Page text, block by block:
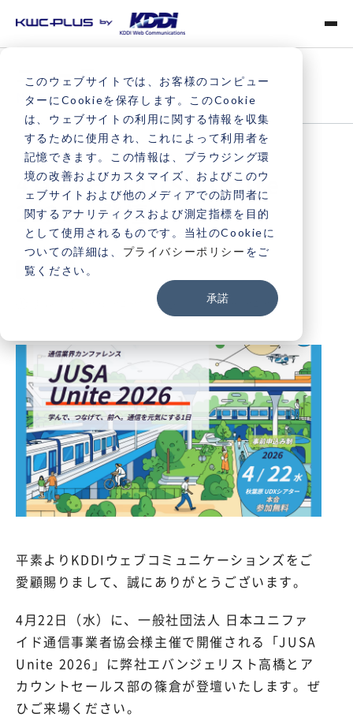
このウェブサイトでは、お客様のコンピュー
ターにCookieを保存します。このCookie
は、ウェブサイトの利用に関する情報を収集
するために使用され、これによって利用者を
記憶できます。この情報は、ブラウジング環
境の改善およびカスタマイズ、およびこのウ
ェブサイトおよび他のメディアでの訪問者に
関するアナリティクスおよび測定指標を目的
として使用されるものです。当社のCookieに
ついての詳細は、 プライバシーポリシー をご
覧ください。
承諾
ニュース
NOTICE
4月22日「JUSA Unite
2026」登壇
Vonage
公開日：2026.04.01
平素よりKDDIウェブコミュニケーションズをご
愛顧賜りまして、誠にありがとうございます。
4月22日（水）に、一般社団法人 日本ユニファ
イド通信事業者協会様主催で開催される「JUSA
Unite 2026」に弊社エバンジェリスト高橋とア
カウントセールス部の篠倉が登壇いたします。ぜ
ひご来場ください。